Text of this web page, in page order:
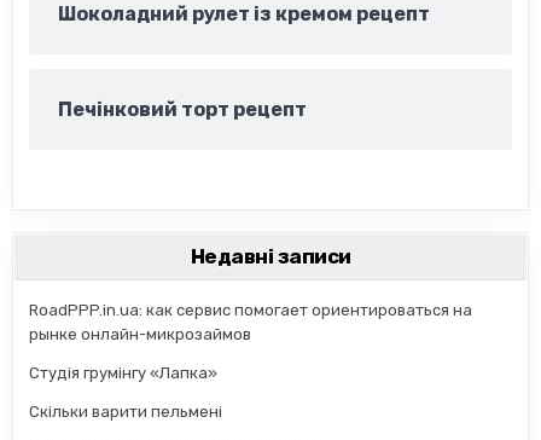
Шоколадний рулет із кремом рецепт
Печінковий торт рецепт
Недавні записи
RoadPPP.in.ua: как сервис помогает ориентироваться на
рынке онлайн-микрозаймов
Студія грумінгу «Лапка»
Скільки варити пельмені